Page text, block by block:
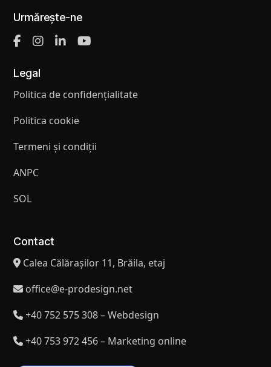
Urmărește-ne
Legal
Politica de confidențialitate
Politica cookie
Termeni și condiții
ANPC
SOL
Contact
Calea Călărașilor 11, Brăila, etaj
office@e-prodesign.net
+40 752 575 308 – Webdesign
+40 753 972 456 – Marketing online